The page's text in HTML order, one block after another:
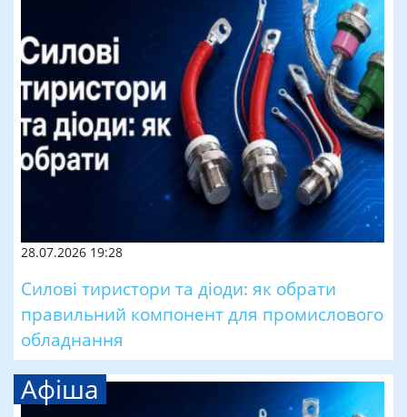
28.07.2026 19:28
Силові тиристори та діоди: як обрати
правильний компонент для промислового
обладнання
Афіша